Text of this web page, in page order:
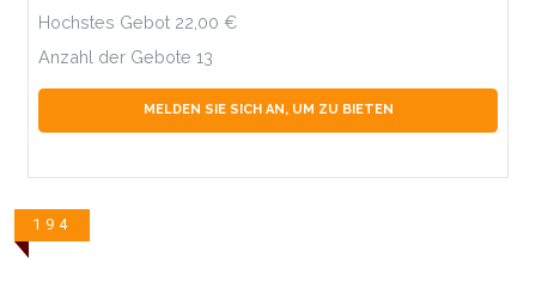
Hochstes Gebot 22,00
Anzahl der Gebote 13
MELDEN SIE SICH AN, UM ZU BIETEN
194